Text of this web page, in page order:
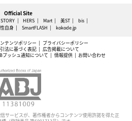
Official Site
STORY HERS Mart 美ST
bis
自身 SmartFLASH kokode.jp
テンツポリシー
プライバシーポリシー
法に基づく表記
広告掲載について
プッシュ通知について 情報提供 お問い合わせ
サービスが、著作権者からコンテンツ使用許諾を得た正